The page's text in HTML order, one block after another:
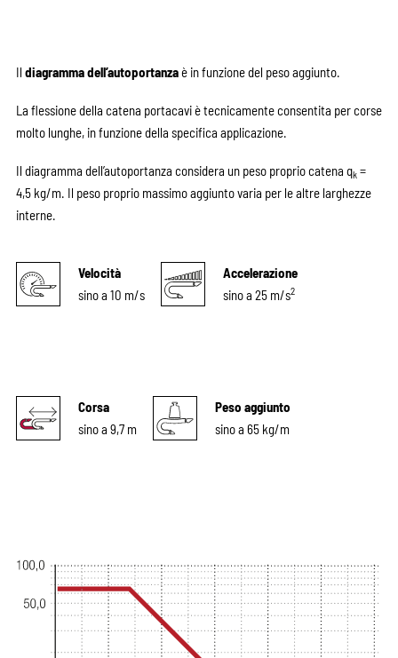
Il diagramma dell’autoportanzaè in funzione del peso aggiunto.
La flessione della catena portacavi è tecnicamente consentita per corse
molto lunghe, in funzione della specifica applicazione.
Il diagramma dell’autoportanza considera un peso proprio catena qk=
4,5 kg/m. Il peso proprio massimo aggiunto varia per le altre larghezze
interne.
Velocità
sino a 10 m/s
Accelerazione
sino a 25 m/s2
Corsa
sino a 9,7 m
Peso aggiunto
sino a 65 kg/m